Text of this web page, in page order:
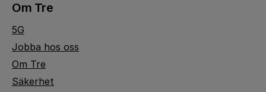
Om Tre
5G
Jobba hos oss
Om Tre
Säkerhet